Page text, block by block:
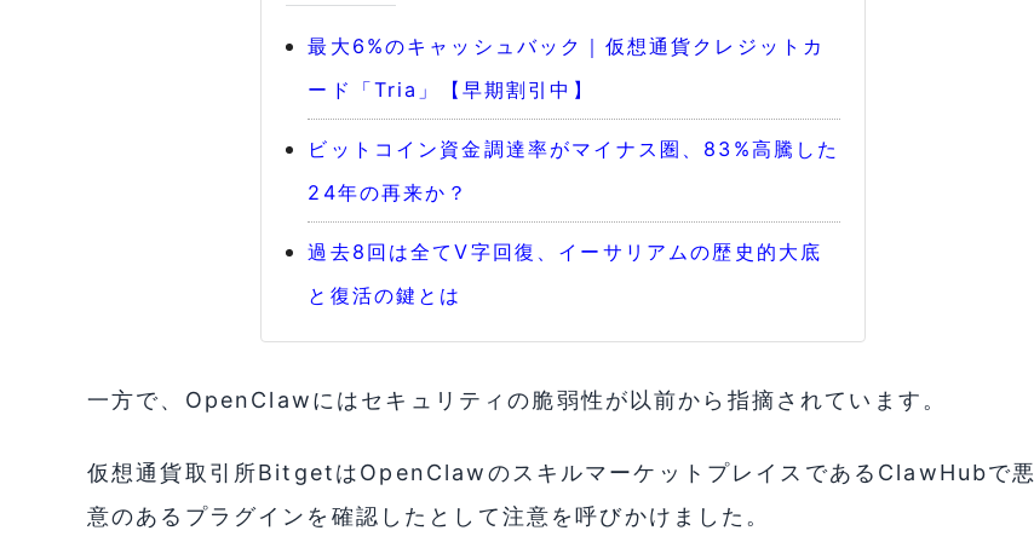
最大6%のキャッシュバック｜仮想通貨クレジットカ
ード「Tria」【早期割引中】
ビットコイン資金調達率がマイナス圏、83%高騰した
24年の再来か？
過去8回は全てV字回復、イーサリアムの歴史的大底
と復活の鍵とは
一方で、OpenClawにはセキュリティの脆弱性が以前から指摘されています。
仮想通貨取引所BitgetはOpenClawのスキルマーケットプレイスであるClawHubで悪
意のあるプラグインを確認したとして注意を呼びかけました。